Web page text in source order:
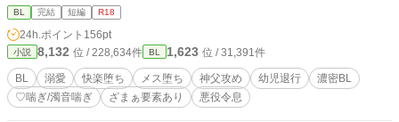
捧げば、彼と夢の中で過ごせる。 ……その歪んだ幸福は、イ
ヴァンとルーシュカの為に存在するのであった。 人格ぐちゃ
ぐちゃ♡溺愛とろめろメス堕ちセックス♡ ※以下の要素を含
みます※（何を書いたか思い出しながら記述してるので抜け
てたらすみません） ・淫語・尊厳破壊・乳首・幼児退行・ス
トリップ・スパンキング・尻穴見せつけ・ハメ乞い・手マ
ン・チクニー・中出し 成人指定の描写には、目次に#を付け
BL 完結 短編 R18
24h.ポイント 156pt
小説 8,132 位 / 228,634件 BL 1,623 位 / 31,391件
BL 溺愛 快楽堕ち メス堕ち 神父攻め 幼児退行
濃密BL
♡喘ぎ/濁音喘ぎ
ざまぁ要素あり 悪役令息